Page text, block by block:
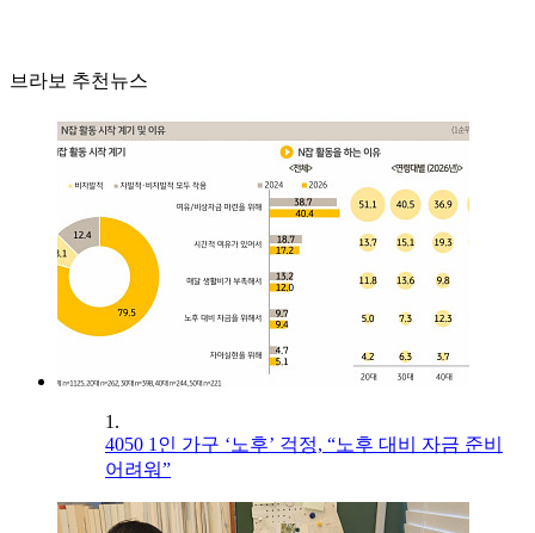
브라보 추천뉴스
1.
4050 1인 가구 ‘노후’ 걱정, “노후 대비 자금 준비
어려워”